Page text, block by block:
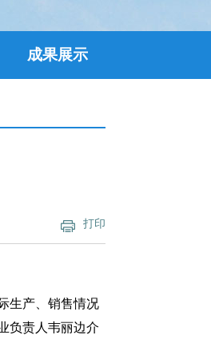
成果展示
打印
生产、销售情况
负责人韦丽边介